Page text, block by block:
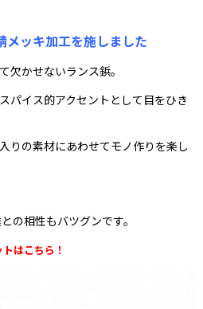
メッキ加工を施しました
欠かせないランス鋲。
パイス的アクセントとして目をひき
りの素材にあわせてモノ作りを楽し
の相性もバツグンです。
はこちら！